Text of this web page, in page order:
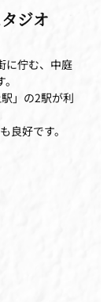
ジオ
に佇む、中庭
」の2駅が利
良好です。